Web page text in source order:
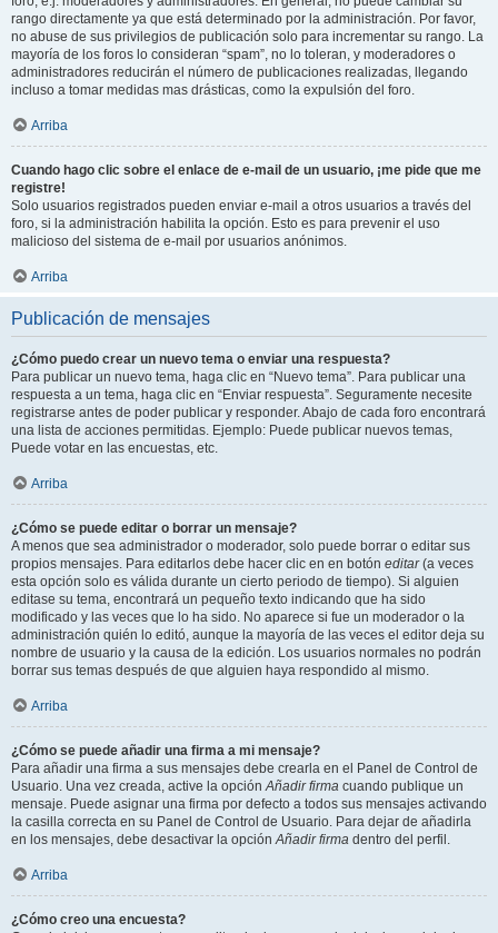
rango directamente ya que está determinado por la administración. Por favor,
no abuse de sus privilegios de publicación solo para incrementar su rango. La
mayoría de los foros lo consideran “spam”, no lo toleran, y moderadores o
administradores reducirán el número de publicaciones realizadas, llegando
incluso a tomar medidas mas drásticas, como la expulsión del foro.
Arriba
Cuando hago clic sobre el enlace de e-mail de un usuario, ¡me pide que me
registre!
Solo usuarios registrados pueden enviar e-mail a otros usuarios a través del
foro, si la administración habilita la opción. Esto es para prevenir el uso
malicioso del sistema de e-mail por usuarios anónimos.
Arriba
Publicación de mensajes
¿Cómo puedo crear un nuevo tema o enviar una respuesta?
Para publicar un nuevo tema, haga clic en “Nuevo tema”. Para publicar una
respuesta a un tema, haga clic en “Enviar respuesta”. Seguramente necesite
registrarse antes de poder publicar y responder. Abajo de cada foro encontrará
una lista de acciones permitidas. Ejemplo: Puede publicar nuevos temas,
Puede votar en las encuestas, etc.
Arriba
¿Cómo se puede editar o borrar un mensaje?
A menos que sea administrador o moderador, solo puede borrar o editar sus
propios mensajes. Para editarlos debe hacer clic en en botón editar(a veces
esta opción solo es válida durante un cierto periodo de tiempo). Si alguien
editase su tema, encontrará un pequeño texto indicando que ha sido
modificado y las veces que lo ha sido. No aparece si fue un moderador o la
administración quién lo editó, aunque la mayoría de las veces el editor deja su
nombre de usuario y la causa de la edición. Los usuarios normales no podrán
borrar sus temas después de que alguien haya respondido al mismo.
Arriba
¿Cómo se puede añadir una firma a mi mensaje?
Para añadir una firma a sus mensajes debe crearla en el Panel de Control de
Usuario. Una vez creada, active la opciónAñadir firma cuando publique un
mensaje. Puede asignar una firma por defecto a todos sus mensajes activando
la casilla correcta en su Panel de Control de Usuario. Para dejar de añadirla
en los mensajes, debe desactivar la opciónAñadir firma dentro del perfil.
Arriba
¿Cómo creo una encuesta?